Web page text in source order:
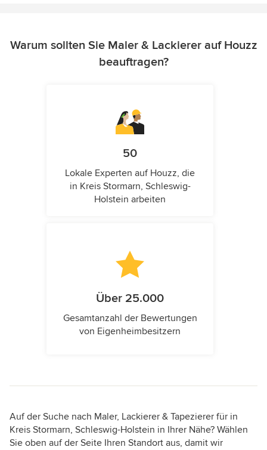
Warum sollten Sie Maler & Lackierer auf Houzz
beauftragen?
50
Lokale Experten auf Houzz, die
in Kreis Stormarn, Schleswig-
Holstein arbeiten
Über 25.000
Gesamtanzahl der Bewertungen
von Eigenheimbesitzern
Auf der Suche nach Maler, Lackierer & Tapezierer für in
Kreis Stormarn, Schleswig-Holstein in Ihrer Nähe? Wählen
Sie oben auf der Seite Ihren Standort aus, damit wir